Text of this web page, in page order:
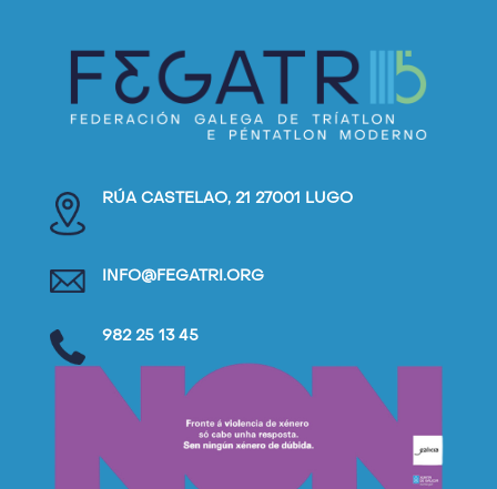
RÚA CASTELAO, 21 27001 LUGO
INFO@FEGATRI.ORG
982 25 13 45